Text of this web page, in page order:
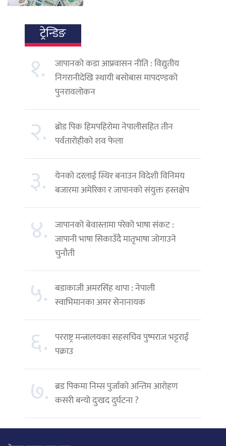
ट्रेन्डिङ
१.
जापानको कडा आप्रवासन नीति : विद्युतीय
निगरानीदेखि स्थायी बसोबास मापदण्डको
पुनरावलोकन
२. ब्रोड पिक हिमपहिरोमा नेपालीसहित तीन
पर्वतारोहीको शव फेला
३.
येनको दरलाई स्थिर बनाउन विदेशी विनिमय
बजारमा अमेरिका र जापानको संयुक्त हस्तक्षेप
४. जापानको बेवास्तामा परेको भाषा संकट :
जापानी भाषा सिकाउँदै मातृभाषा जोगाउने
चुनौती
५. बडाकाजी अमरसिंह थापा : नेपाली
स्वाभिमानका अमर सेनानायक
६. परराष्ट्र मन्त्रालयका सहसचिव पुष्पराज भट्टराई
पक्राउ
७. ब्रड पिकमा निम्स पुर्जाको अन्तिम आरोहण
कसरी बन्यो दुःखद दुर्घटना ?